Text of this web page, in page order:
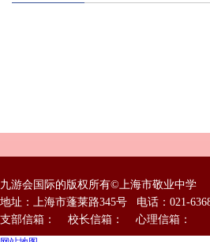
九游会国际的版权所有©上海市敬业中学
地址：上海市蓬莱路345号 电话：021-
支部信箱： 校长信箱： 心理信箱：